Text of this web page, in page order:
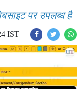
पर उपलब्ध है
IST